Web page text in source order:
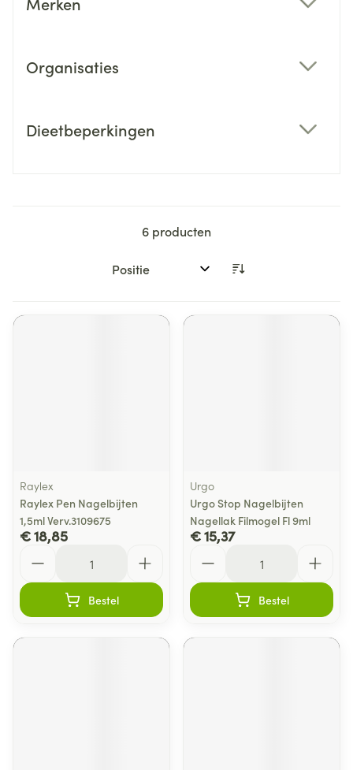
Organisaties
Dieetbeperkingen
6 producten
Sorteer op:
Raylex
Raylex Pen Nagelbijten
1,5ml Verv.3109675
€ 18,85
Bestel
Urgo
Urgo Stop Nagelbijten
Nagellak Filmogel Fl 9ml
€ 15,37
Bestel